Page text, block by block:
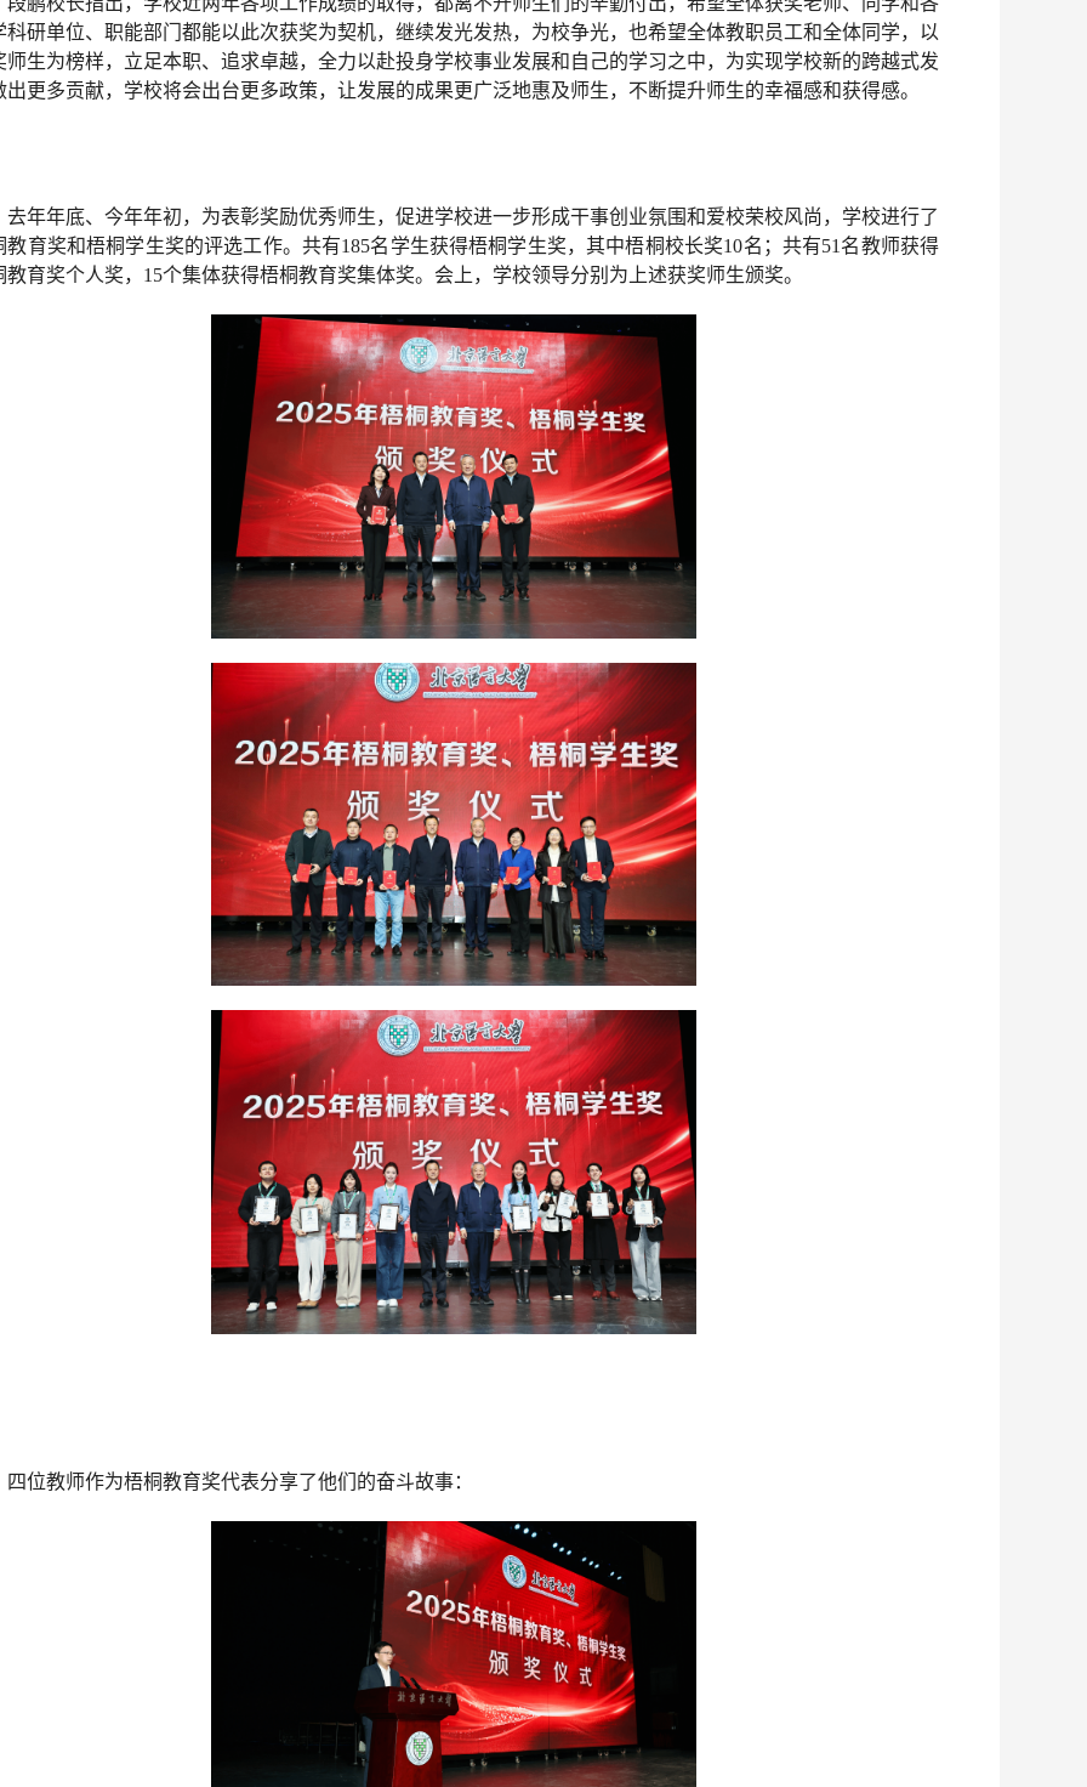
科研单位、职能部门都能以此次获奖为契机，继续发光发热，为校争光，也希望全体教职员工和全体同学，以
师生为榜样，立足本职、追求卓越，全力以赴投身学校事业发展和自己的学习之中，为实现学校新的跨越式发
出更多贡献，学校将会出台更多政策，让发展的成果更广泛地惠及师生，不断提升师生的幸福感和获得感。
去年年底、今年年初，为表彰奖励优秀师生，促进学校进一步形成干事创业氛围和爱校荣校风尚，学校进行了
教育奖和梧桐学生奖的评选工作。共有185名学生获得梧桐学生奖，其中梧桐校长奖10名；共有51名教师获得
教育奖个人奖，15个集体获得梧桐教育奖集体奖。会上，学校领导分别为上述获奖师生颁奖。
四位教师作为梧桐教育奖代表分享了他们的奋斗故事：